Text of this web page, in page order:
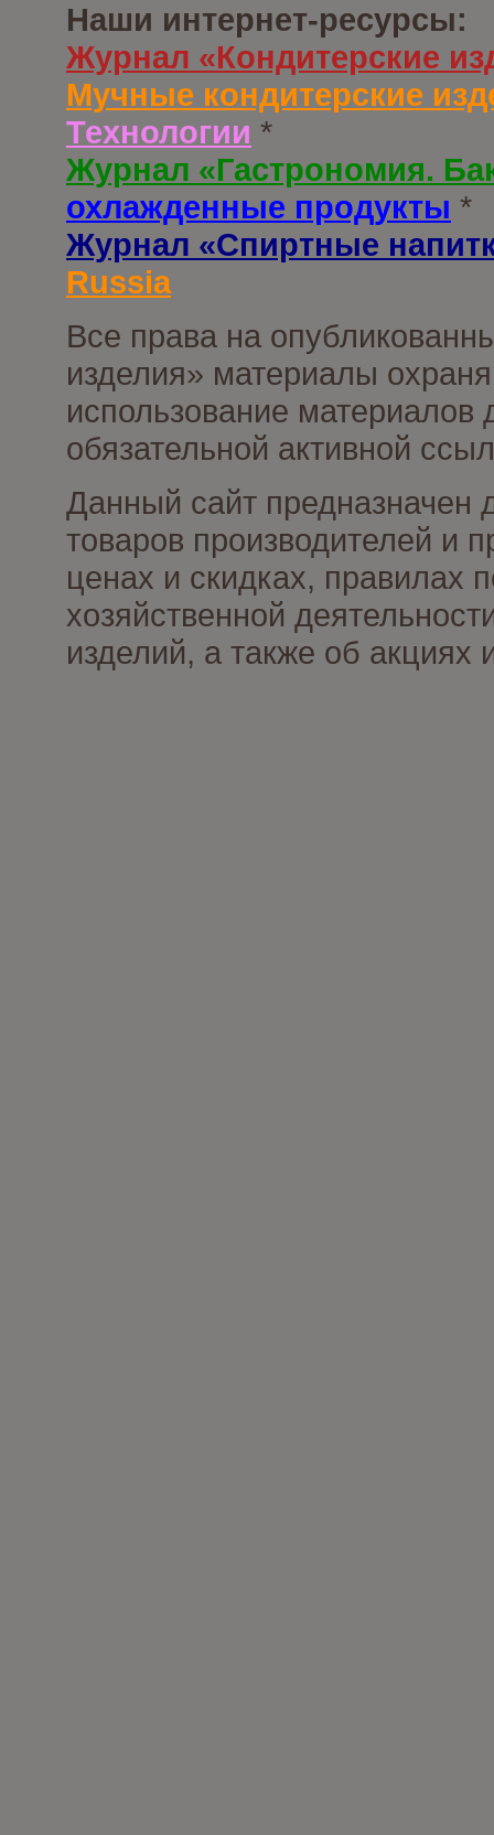
Наши интернет-ресурсы:
Журнал «Кондитерские
Мучные кондитерские
Технологии *
Журнал «Гастрономия.
охлажденные продукты *
Журнал «Спиртные
Russia
Все права на
изделия» материалы
использование материалов
обязательной активной
Данный сайт предназначен
товаров производителей и
ценах и скидках, правилах
хозяйственной
изделий, а также об